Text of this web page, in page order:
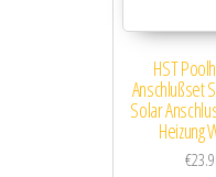
HST
Anschlußset
Solar
Heizung
€